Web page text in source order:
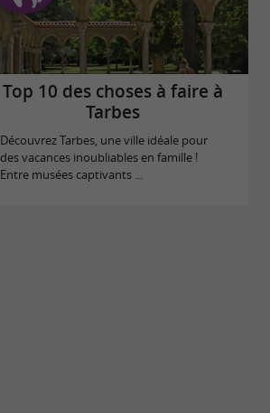
Top 10 des choses à faire à
Tarbes
Découvrez Tarbes, une ville idéale pour
des vacances inoubliables en famille !
Entre musées captivants ...